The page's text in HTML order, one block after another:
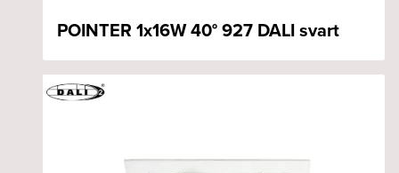
POINTER 1x16W 40° 927 DALI svart